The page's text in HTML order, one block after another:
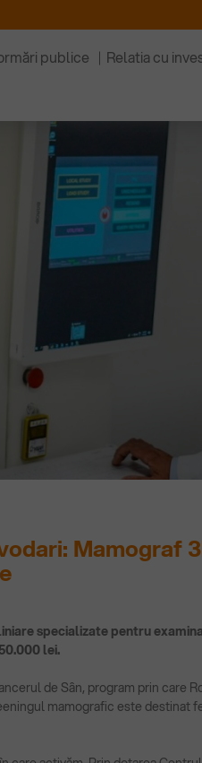
publice Relatia cu
Mamograf
specializate pentru
lei.
de Sân, program prin care
mamografic este destinat